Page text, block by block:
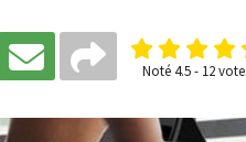
Noté4.5- 12